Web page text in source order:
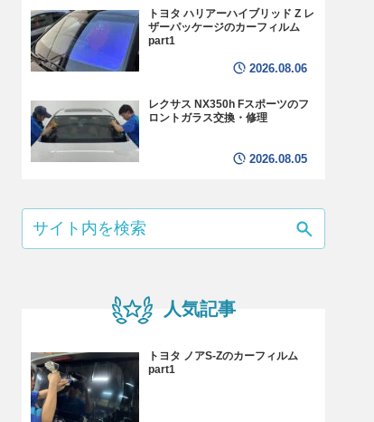
トヨタ ハリアーハイブリッド Z レ
ザーパッケージのカーフィルム
part1
2026.08.06
レクサス NX350h Fスポーツのフ
ロントガラス交換・修理
2026.08.05
人気記事
トヨタ ノアS-Zのカーフィルム
part1